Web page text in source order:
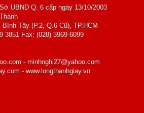
UBND Q. 6 cấp ngày 13/10/2003
Tây (P.2, Q.6 Cũ), TP.HCM
3851 Fax: (028) 3969 6099
- minhnghi27@yahoo.com
- www.longthanhgiay.vn